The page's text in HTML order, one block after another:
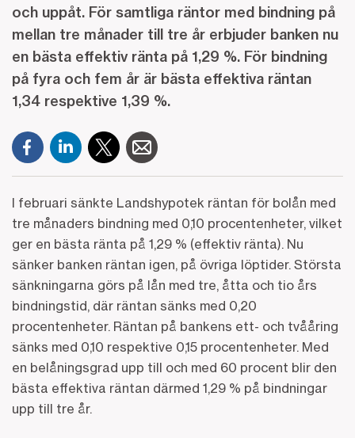
och uppåt. För samtliga räntor med bindning på
mellan tre månader till tre år erbjuder banken nu
en bästa effektiv ränta på 1,29 %. För bindning
på fyra och fem år är bästa effektiva räntan
1,34 respektive 1,39 %.
I februari sänkte Landshypotek räntan för bolån med
tre månaders bindning med 0,10 procentenheter, vilket
ger en bästa ränta på 1,29 % (effektiv ränta). Nu
sänker banken räntan igen, på övriga löptider. Största
sänkningarna görs på lån med tre, åtta och tio års
bindningstid, där räntan sänks med 0,20
procentenheter. Räntan på bankens ett- och tvååring
sänks med 0,10 respektive 0,15 procentenheter. Med
en belåningsgrad upp till och med 60 procent blir den
bästa effektiva räntan därmed 1,29 % på bindningar
upp till tre år.